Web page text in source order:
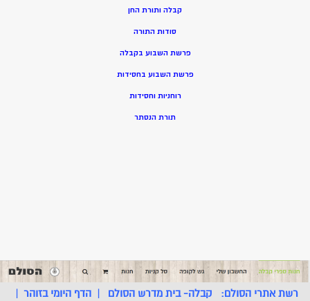
קבלה ותורת החן
סודות התורה
פרשת השבוע בקבלה
פרשת השבוע בחסידות
רוחניות וחסידות
תורת הנסתר
רשת אתרי הסולם: קבלה- בית מדרש הסולם |הדף היומי בזוהר